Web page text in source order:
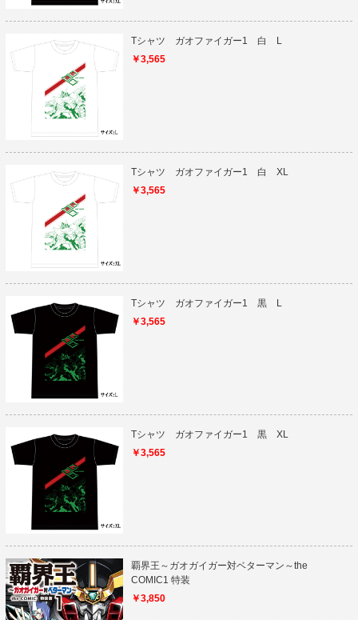
Tシャツ ガオファイガー1 白 L
￥3,565
Tシャツ ガオファイガー1 白 XL
￥3,565
Tシャツ ガオファイガー1 黒 L
￥3,565
Tシャツ ガオファイガー1 黒 XL
￥3,565
覇界王～ガオガイガー対ベターマン～the
COMIC1 特装
￥3,850